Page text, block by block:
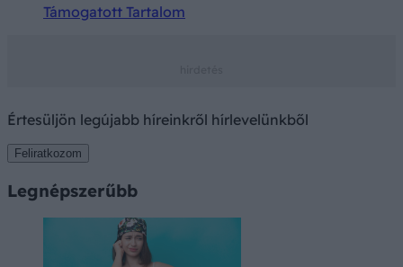
Támogatott Tartalom
Értesüljön legújabb híreinkről hírlevelünkből
Feliratkozom
Legnépszerűbb